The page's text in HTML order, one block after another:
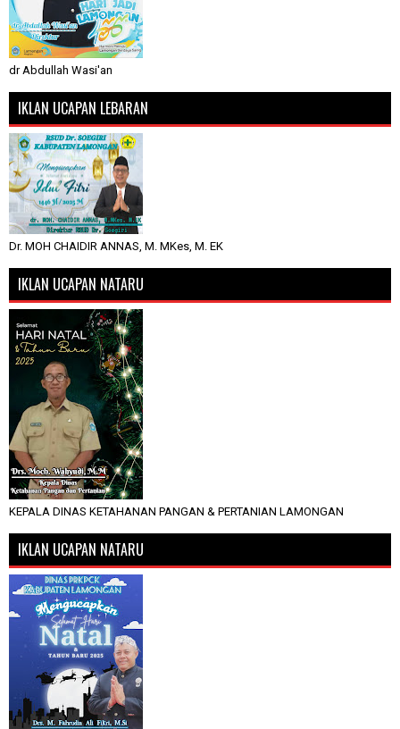
dr Abdullah Wasi'an
IKLAN UCAPAN LEBARAN
Dr. MOH CHAIDIR ANNAS, M. MKes, M. EK
IKLAN UCAPAN NATARU
KEPALA DINAS KETAHANAN PANGAN & PERTANIAN LAMONGAN
IKLAN UCAPAN NATARU